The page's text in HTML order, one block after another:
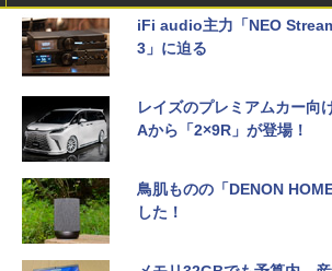
iFi audio主力「NEO
3」に迫る
レイズのプレミアムカー向
Aから「2×9R」が登場！
鳥肌ものの「DENON
した！